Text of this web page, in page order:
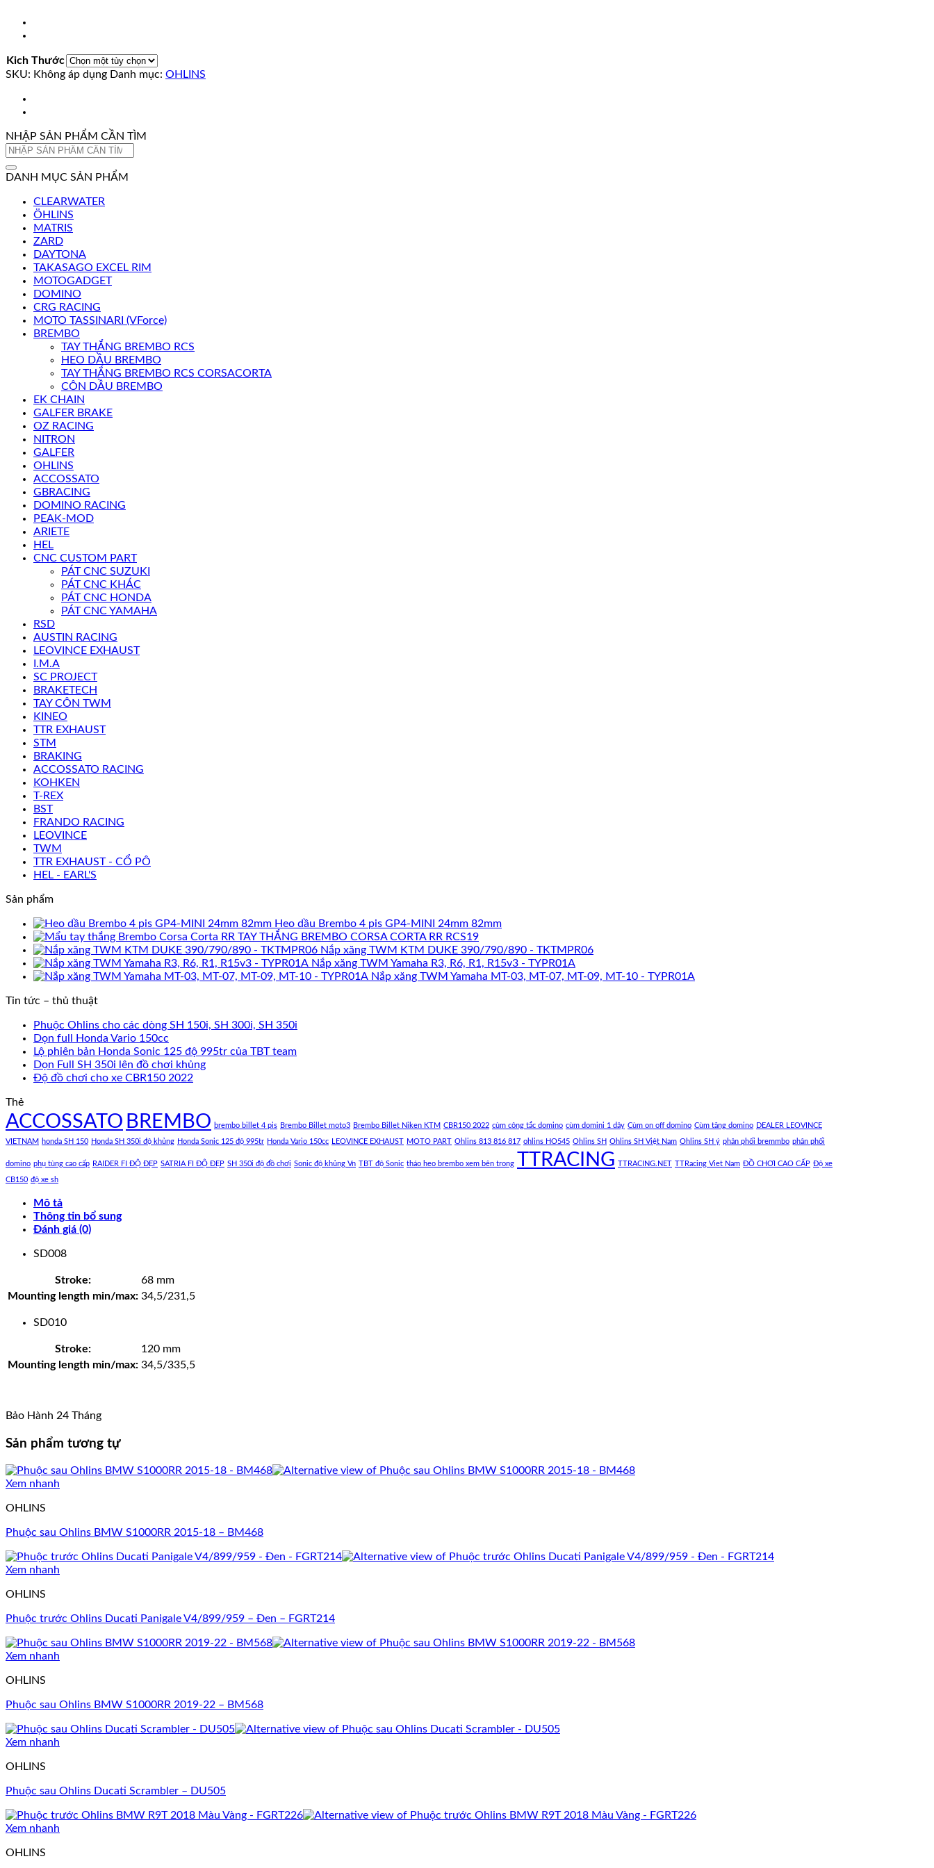
Kich Thước
SKU: Không áp dụng Danh mục: OHLINS
NHẬP SẢN PHẨM CẦN TÌM
Tìm
DANH MỤC SẢN PHẨM
CLEARWATER
ÖHLINS
MATRIS
ZARD
DAYTONA
TAKASAGO EXCEL RIM
MOTOGADGET
DOMINO
CRG RACING
MOTO TASSINARI (VForce)
BREMBO
TAY THẮNG BREMBO RCS
HEO DẦU BREMBO
TAY THẮNG BREMBO RCS CORSACORTA
CÔN DẦU BREMBO
EK CHAIN
GALFER BRAKE
OZ RACING
NITRON
GALFER
OHLINS
ACCOSSATO
GBRACING
DOMINO RACING
PEAK-MOD
ARIETE
HEL
CNC CUSTOM PART
PÁT CNC SUZUKI
PÁT CNC KHÁC
PÁT CNC HONDA
PÁT CNC YAMAHA
RSD
AUSTIN RACING
LEOVINCE EXHAUST
I.M.A
SC PROJECT
BRAKETECH
TAY CÔN TWM
KINEO
TTR EXHAUST
STM
BRAKING
ACCOSSATO RACING
KOHKEN
T-REX
BST
FRANDO RACING
LEOVINCE
TWM
TTR EXHAUST - CỔ PÔ
HEL - EARL'S
Sản phẩm
Heo dầu Brembo 4 pis GP4-MINI 24mm 82mm
TAY THẮNG BREMBO CORSA CORTA RR RCS19
Nắp xăng TWM KTM DUKE 390/790/890 - TKTMPR06
Nắp xăng TWM Yamaha R3, R6, R1, R15v3 - TYPR01A
Nắp xăng TWM Yamaha MT-03, MT-07, MT-09, MT-10 - TYPR01A
Tin tức – thủ thuật
Phuộc Ohlins cho các dòng SH 150i, SH 300i, SH 350i
Dọn full Honda Vario 150cc
Lộ phiên bản Honda Sonic 125 độ 995tr của TBT team
Dọn Full SH 350i lên đồ chơi khủng
Độ đồ chơi cho xe CBR150 2022
Thẻ
ACCOSSATO BREMBO brembo billet 4 pis Brembo Billet moto3 Brembo Billet Niken KTM CBR150 2022 cùm công tắc domino cùm domini 1 dây Cùm on off domino Cùm tăng domino DEALER LEOVINCE
VIETNAM honda SH 150 Honda SH 350i độ khủng Honda Sonic 125 độ 995tr Honda Vario 150cc LEOVINCE EXHAUST MOTO PART Ohlins 813 816 817 ohlins HO545 Ohlins SH Ohlins SH Việt Nam Ohlins SH ý phân phối bremmbo phân phối
domino phụ tùng cao cấp RAIDER FI ĐỘ ĐẸP SATRIA FI ĐỘ ĐẸP SH 350i độ đồ chơi Sonic độ khủng Vn TBT độ Sonic tháo heo brembo xem bên trong TTRACING TTRACING.NET TTRacing Viet Nam ĐỒ CHƠI CAO CẤP Độ xe
CB150 độ xe sh
Mô tả
Thông tin bổ sung
Đánh giá (0)
SD008
Stroke:
68 mm
Mounting length min/max: 34,5/231,5
SD010
Stroke:
120 mm
Mounting length min/max: 34,5/335,5
Bảo Hành 24 Tháng
Sản phẩm tương tự
Xem nhanh
OHLINS
Phuộc sau Ohlins BMW S1000RR 2015-18 – BM468
Xem nhanh
OHLINS
Phuộc trước Ohlins Ducati Panigale V4/899/959 – Đen – FGRT214
Xem nhanh
OHLINS
Phuộc sau Ohlins BMW S1000RR 2019-22 – BM568
Xem nhanh
OHLINS
Phuộc sau Ohlins Ducati Scrambler – DU505
Xem nhanh
OHLINS